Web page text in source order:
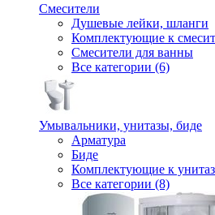
Смесители
Душевые лейки, шланги
Комплектующие к
Смесители для ванны
Все категории (6)
Умывальники, унитазы, биде
Арматура
Биде
Комплектующие к
Все категории (8)